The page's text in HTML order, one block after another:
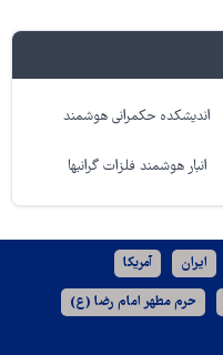
اندیشکده حکمرانی هوشمند
انبار هوشمند فلزات گرانبها
ایران آمریکا
حرم مطهر امام رضا (ع)